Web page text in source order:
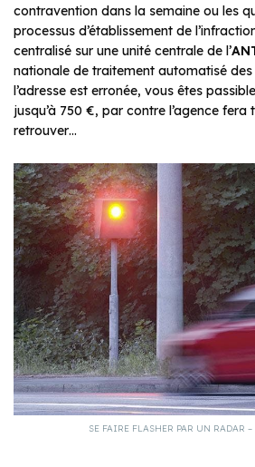
contravention dans la semaine ou les
processus d’établissement de
centralisé sur une unité centrale de l’
nationale de traitement automatisé des
l’adresse est erronée, vous êtes
jusqu’à 750 €, par contre l’agence
retrouver…
SE FAIRE FLASHER PAR UN RADAR –